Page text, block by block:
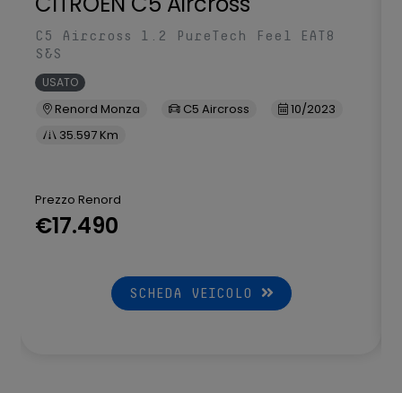
Targa illuminata a LED
Tergilavalunotto intermittente
Vetri Privacy
Volante rivestito in pelle
C5 Aircross 1.2 PureTech Feel EAT8
S&S
USATO
Renord Monza C5 Aircross
10/2023
35.597 Km
Prezzo Renord
€17.490
SCHEDA VEICOLO